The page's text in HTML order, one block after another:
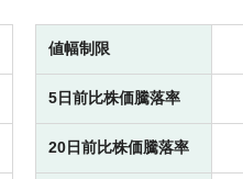
値幅制限
5日前比株価騰落率
20日前比株価騰落率